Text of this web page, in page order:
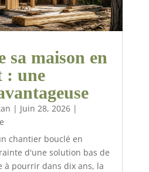
sa maison en
: une
| Juin 28, 2026|
chantier bouclé en
d'une solution bas de
à pourrir dans dix ans, la